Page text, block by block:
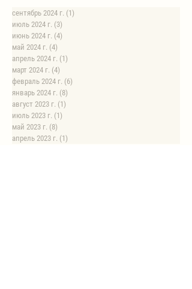
сентябрь 2024 г. (1)
июль 2024 г. (3)
июнь 2024 г. (4)
май 2024 г. (4)
апрель 2024 г. (1)
март 2024 г. (4)
февраль 2024 г. (6)
январь 2024 г. (8)
август 2023 г. (1)
июль 2023 г. (1)
май 2023 г. (8)
апрель 2023 г. (1)